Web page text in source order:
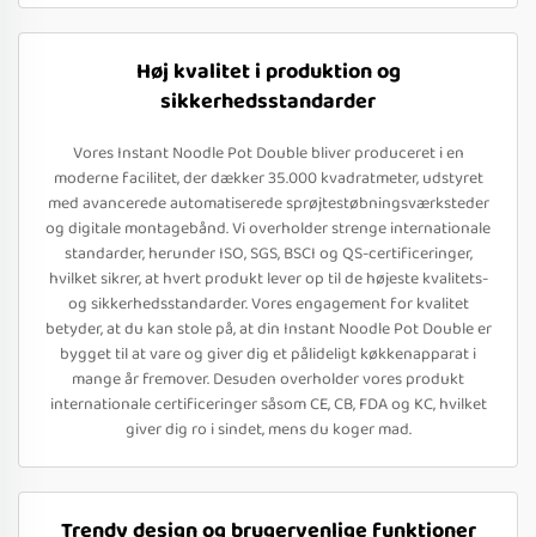
Høj kvalitet i produktion og
sikkerhedsstandarder
Vores Instant Noodle Pot Double bliver produceret i en
moderne facilitet, der dækker 35.000 kvadratmeter, udstyret
med avancerede automatiserede sprøjtestøbningsværksteder
og digitale montagebånd. Vi overholder strenge internationale
standarder, herunder ISO, SGS, BSCI og QS-certificeringer,
hvilket sikrer, at hvert produkt lever op til de højeste kvalitets-
og sikkerhedsstandarder. Vores engagement for kvalitet
betyder, at du kan stole på, at din Instant Noodle Pot Double er
bygget til at vare og giver dig et pålideligt køkkenapparat i
mange år fremover. Desuden overholder vores produkt
internationale certificeringer såsom CE, CB, FDA og KC, hvilket
giver dig ro i sindet, mens du koger mad.